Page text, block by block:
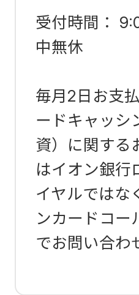
受付時間：
中無休
毎月2日お支
ードキャッシ
資）に関する
はイオン銀行
イヤルではな
ンカードコー
でお問い合わ